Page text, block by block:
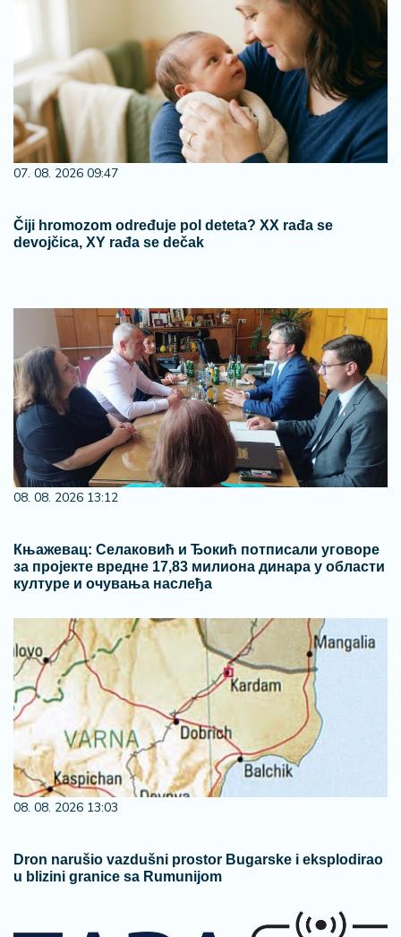
07. 08. 2026 09:47
Čiji hromozom određuje pol deteta? XX rađa se
devojčica, XY rađa se dečak
08. 08. 2026 13:12
Књажевац: Селаковић и Ђокић потписали уговоре
за пројекте вредне 17,83 милиона динара у области
културе и очувања наслеђа
08. 08. 2026 13:03
Dron narušio vazdušni prostor Bugarske i eksplodirao
u blizini granice sa Rumunijom